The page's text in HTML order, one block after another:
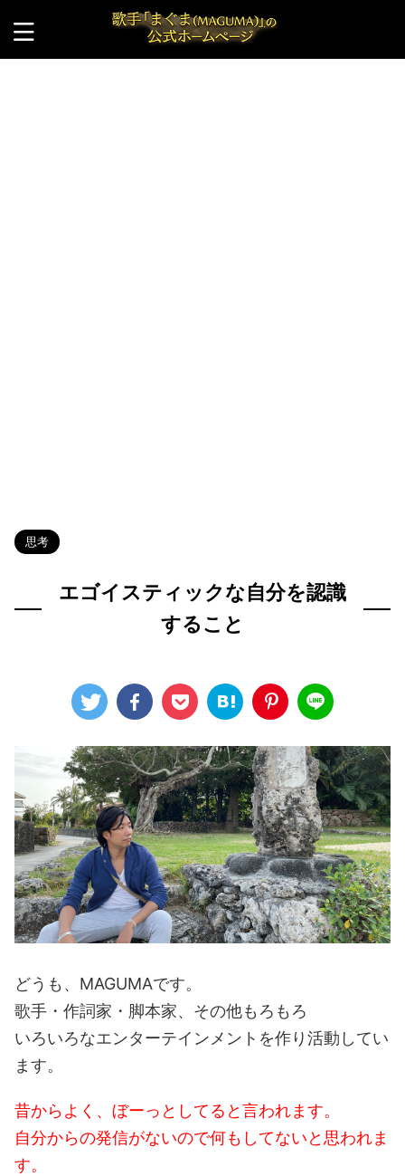
思考
エゴイスティックな自分を認識
すること
どうも、MAGUMAです。
歌手・作詞家・脚本家、その他もろもろ
いろいろなエンターテインメントを作り活動してい
ます。
昔からよく、ぼーっとしてると言われます。
自分からの発信がないので何もしてないと思われま
す。